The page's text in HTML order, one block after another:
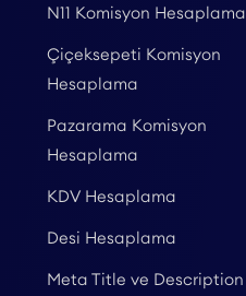
N11 Komisyon Hesaplama
Çiçeksepeti Komisyon
Hesaplama
Pazarama Komisyon
Hesaplama
KDV Hesaplama
Desi Hesaplama
Meta Title ve Description